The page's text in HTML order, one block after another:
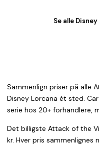
Se alle
Sammenlign priser på alle
Disney Lorcana ét sted.
serie hos 20+ forhandlere,
Det billigste Attack of the
kr. Hver pris sammenlignes